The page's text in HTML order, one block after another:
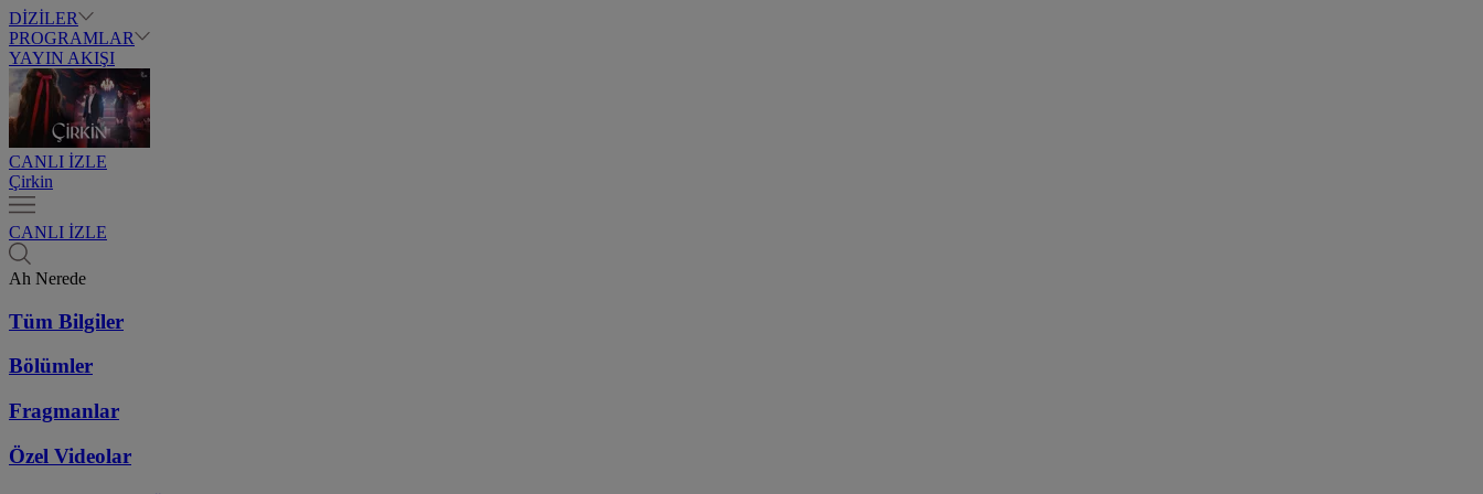
DİZİLER
PROGRAMLAR
YAYIN AKIŞI
CANLI İZLE
Çirkin
CANLI İZLE
Ah Nerede
Tüm Bilgiler
Bölümler
Fragmanlar
Özel Videolar